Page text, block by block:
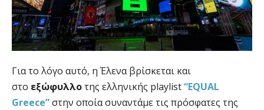
Για το λόγο αυτό, η Έλενα βρίσκεται και
στο εξώφυλλοτης ελληνικής playlist“EQUAL
Greece”στην οποία συναντάμε τις πρόσφατες της